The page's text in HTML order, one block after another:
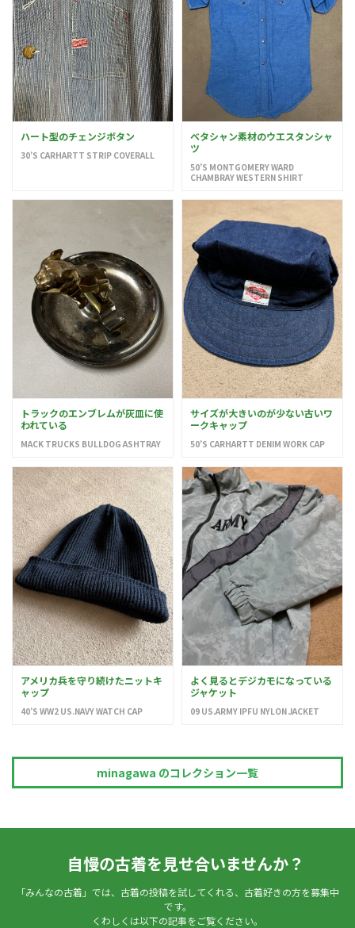
ハート型のチェンジボタン
30’S CARHARTT STRIP COVERALL
ベタシャン素材のウエスタンシャ
ツ
50’S MONTGOMERY WARD
CHAMBRAY WESTERN SHIRT
トラックのエンブレムが灰皿に使
われている
MACK TRUCKS BULLDOG ASHTRAY
サイズが大きいのが少ない古いワ
ークキャップ
50’S CARHARTT DENIM WORK CAP
アメリカ兵を守り続けたニットキ
ャップ
40’S WW2 US.NAVY WATCH CAP
よく見るとデジカモになっている
ジャケット
09 US.ARMY IPFU NYLON JACKET
minagawa のコレクション一覧
自慢の古着を見せ合いませんか？
「みんなの古着」では、古着の投稿を試してくれる、古着好きの方を募集中
です。
くわしくは以下の記事をご覧ください。